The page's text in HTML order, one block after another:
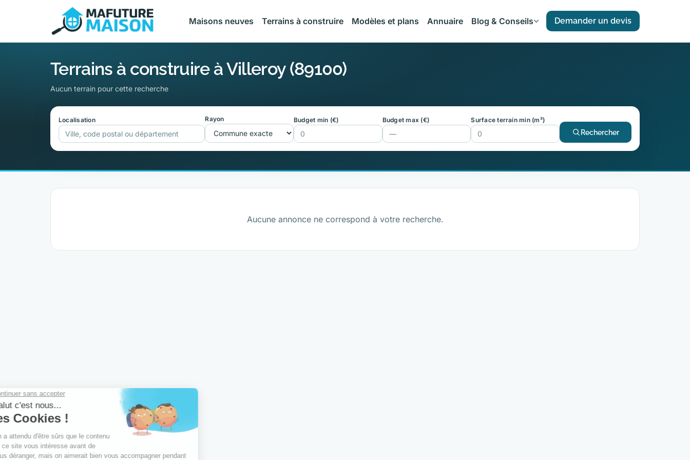
Maisons neuves Terrains à construire Modèles et plans Annuaire Blog & Conseils Demander un devis
Terrains à construire à Villeroy (89100)
Aucun terrain pour cette recherche
Localisation Rayon Budget min (€) Budget max (€) Surface terrain min (m²)
Rechercher
Aucune annonce ne correspond à votre recherche.